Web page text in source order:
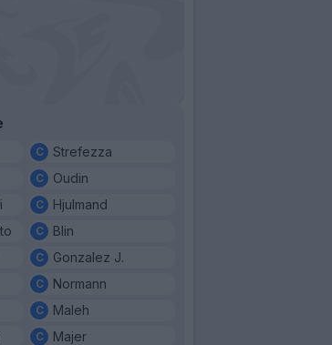
Strefezza
Oudin
Hjulmand
Blin
Gonzalez J.
Normann
Maleh
Majer